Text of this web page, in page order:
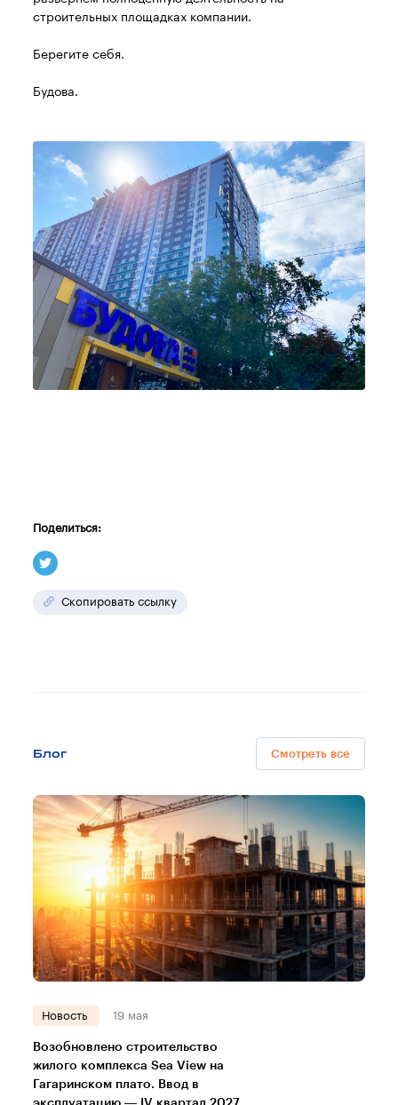
строительных площадках компании.
Берегите себя.
Будова.
Поделиться:
Скопировать ссылку
Блог Смотреть все
Новость 19 мая
Возобновлено строительство
жилого комплекса Sea View на
Гагаринском плато. Ввод в